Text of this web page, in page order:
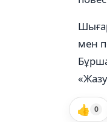
мен
👍 0